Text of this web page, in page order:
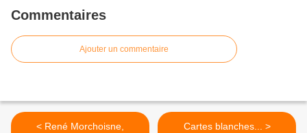
Commentaires
Ajouter un commentaire
< René Morchoisne,
Cartes blanches... >